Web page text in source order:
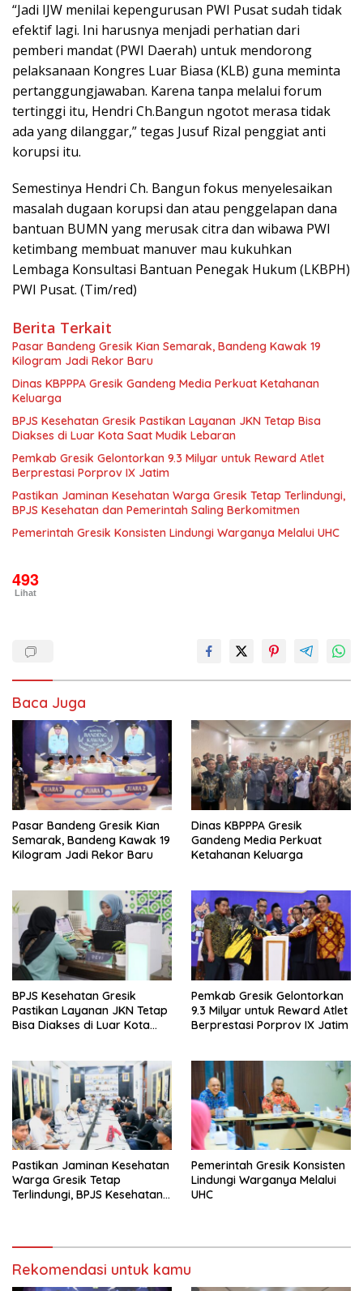
“Jadi IJW menilai kepengurusan PWI Pusat sudah tidak
efektif lagi. Ini harusnya menjadi perhatian dari
pemberi mandat (PWI Daerah) untuk mendorong
pelaksanaan Kongres Luar Biasa (KLB) guna meminta
pertanggungjawaban. Karena tanpa melalui forum
tertinggi itu, Hendri Ch.Bangun ngotot merasa tidak
ada yang dilanggar,” tegas Jusuf Rizal penggiat anti
korupsi itu.
Semestinya Hendri Ch. Bangun fokus menyelesaikan
masalah dugaan korupsi dan atau penggelapan dana
bantuan BUMN yang merusak citra dan wibawa PWI
ketimbang membuat manuver mau kukuhkan
Lembaga Konsultasi Bantuan Penegak Hukum (LKBPH)
PWI Pusat. (Tim/red)
Berita Terkait
Pasar Bandeng Gresik Kian Semarak, Bandeng Kawak 19
Kilogram Jadi Rekor Baru
Dinas KBPPPA Gresik Gandeng Media Perkuat Ketahanan
Keluarga
BPJS Kesehatan Gresik Pastikan Layanan JKN Tetap Bisa
Diakses di Luar Kota Saat Mudik Lebaran
Pemkab Gresik Gelontorkan 9.3 Milyar untuk Reward Atlet
Berprestasi Porprov IX Jatim
Pastikan Jaminan Kesehatan Warga Gresik Tetap Terlindungi,
BPJS Kesehatan dan Pemerintah Saling Berkomitmen
Pemerintah Gresik Konsisten Lindungi Warganya Melalui UHC
493
Lihat
Baca Juga
Pasar Bandeng Gresik Kian
Semarak, Bandeng Kawak 19
Kilogram Jadi Rekor Baru
Dinas KBPPPA Gresik
Gandeng Media Perkuat
Ketahanan Keluarga
BPJS Kesehatan Gresik
Pastikan Layanan JKN Tetap
Bisa Diakses di Luar Kota
Pemkab Gresik Gelontorkan
9.3 Milyar untuk Reward Atlet
Berprestasi Porprov IX Jatim
Pastikan Jaminan Kesehatan
Warga Gresik Tetap
Terlindungi, BPJS Kesehatan
Pemerintah Gresik Konsisten
Lindungi Warganya Melalui
UHC
Rekomendasi untuk kamu